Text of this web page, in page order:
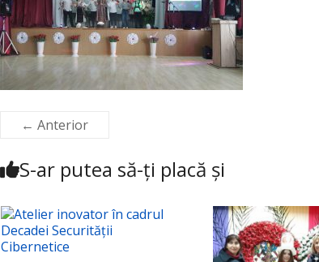
← Anterior
S-ar putea să-ți placă și